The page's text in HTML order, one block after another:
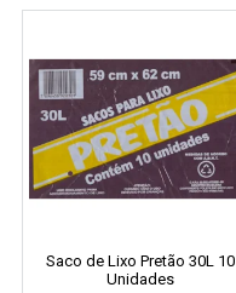
Saco de Lixo Pretão 30L 10
Unidades